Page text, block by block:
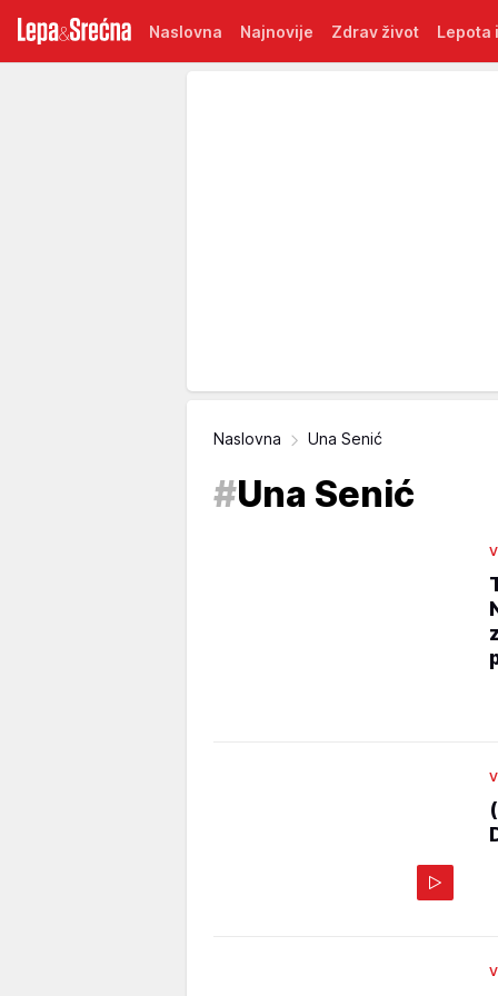
Naslovna Najnovije Zdrav život Lepota
Naslovna Una Senić
#Una Senić